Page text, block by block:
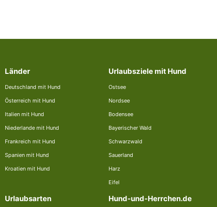
Länder
Deutschland mit Hund
Österreich mit Hund
Italien mit Hund
Niederlande mit Hund
Frankreich mit Hund
Spanien mit Hund
Kroatien mit Hund
Urlaubsziele mit Hund
Ostsee
Nordsee
Bodensee
Bayerischer Wald
Schwarzwald
Sauerland
Harz
Eifel
Urlaubsarten Hund-und-Herrchen.de